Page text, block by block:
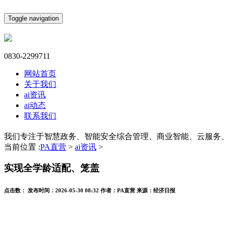
Toggle navigation
0830-2299711
网站首页
关于我们
ai资讯
ai动态
联系我们
我们专注于智慧政务、智能安全综合管理、商业智能、云服务
当前位置 :PA直营 > ai资讯 >
实现全学龄适配、笼盖
点击数： 发布时间： 2026-05-30 08:32 作者： PA直营 来源： 经济日报